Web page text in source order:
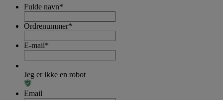
Fulde navn*
Ordrenummer*
E-mail*
Jeg er ikke en robot
Email